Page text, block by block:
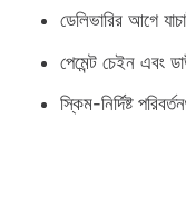
ডেলিভারির আগে
পেমেন্ট চেইন এবং
স্কিম-নির্দিষ্ট